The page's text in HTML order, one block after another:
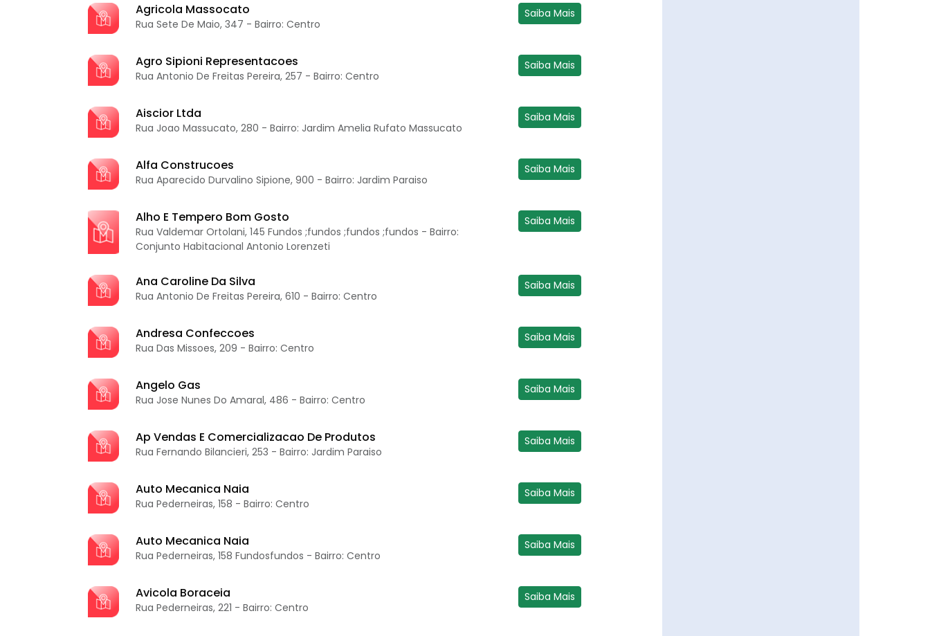
Agricola Massocato
Rua Sete De Maio, 347 - Bairro: Centro
Saiba Mais
Agro Sipioni Representacoes
Rua Antonio De Freitas Pereira, 257 - Bairro: Centro
Saiba Mais
Aiscior Ltda
Rua Joao Massucato, 280 - Bairro: Jardim Amelia Rufato Massucato
Saiba Mais
Alfa Construcoes
Rua Aparecido Durvalino Sipione, 900 - Bairro: Jardim Paraiso
Saiba Mais
Alho E Tempero Bom Gosto
Rua Valdemar Ortolani, 145 Fundos ;fundos ;fundos ;fundos - Bairro:
Conjunto Habitacional Antonio Lorenzeti
Saiba Mais
Ana Caroline Da Silva
Rua Antonio De Freitas Pereira, 610 - Bairro: Centro
Saiba Mais
Andresa Confeccoes
Rua Das Missoes, 209 - Bairro: Centro
Saiba Mais
Angelo Gas
Rua Jose Nunes Do Amaral, 486 - Bairro: Centro
Saiba Mais
Ap Vendas E Comercializacao De Produtos
Rua Fernando Bilancieri, 253 - Bairro: Jardim Paraiso
Saiba Mais
Auto Mecanica Naia
Rua Pederneiras, 158 - Bairro: Centro
Saiba Mais
Auto Mecanica Naia
Rua Pederneiras, 158 Fundosfundos - Bairro: Centro
Saiba Mais
Avicola Boraceia
Rua Pederneiras, 221 - Bairro: Centro
Saiba Mais